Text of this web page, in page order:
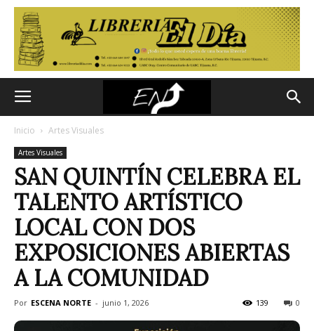
Inicio Artes Visuales
Artes Visuales
SAN QUINTÍN CELEBRA EL
TALENTO ARTÍSTICO
LOCAL CON DOS
EXPOSICIONES ABIERTAS
A LA COMUNIDAD
Por ESCENA NORTE - junio 1, 2026 0
139